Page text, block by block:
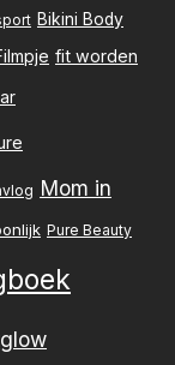
Bikini Body
fit worden
Mom in
Pure Beauty